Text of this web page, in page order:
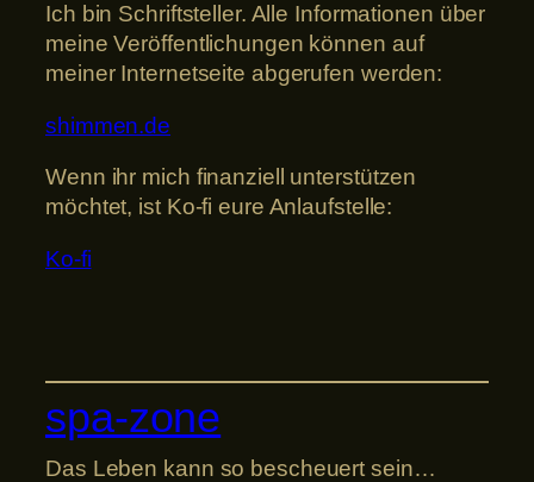
Ich bin Schriftsteller. Alle Informationen über
meine Veröffentlichungen können auf
meiner Internetseite abgerufen werden:
shimmen.de
Wenn ihr mich finanziell unterstützen
möchtet, ist Ko-fi eure Anlaufstelle:
Ko-fi
spa-zone
Das Leben kann so bescheuert sein…